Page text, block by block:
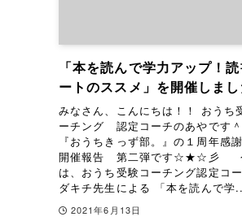
「本を読んで学力アップ！
ートのススメ」を開催しまし
みなさん、こんにちは！！ おうち
ーチング 認定コーチのあやです
『おうちきっず部。』の１周年感
開催報告 第二弾です☆★☆彡
は、おうち受験コーチング認定コ
ダキチ先生による 「本を読んで学
2021年6月13日